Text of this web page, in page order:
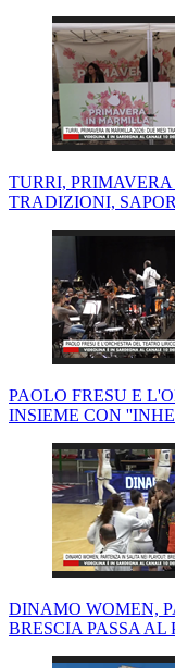
TURRI,
TRADIZIONI,
PAOLO FRESU E
INSIEME CON
DINAMO WOMEN,
BRESCIA PASSA